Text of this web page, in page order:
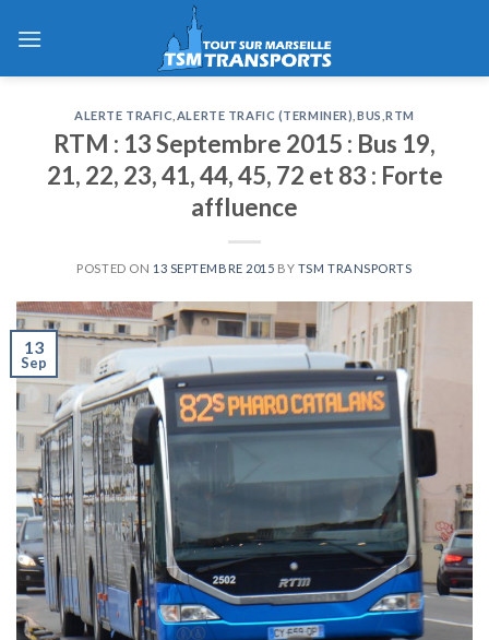
ALERTE TRAFIC ALERTE TRAFIC (TERMINER) BUS ,RTM
RTM : 13 Septembre 2015 : Bus 19,
21, 22, 23, 41, 44, 45, 72 et 83 : Forte
affluence
POSTED ON 13 SEPTEMBRE 2015 BY TSM TRANSPORTS
13
Sep